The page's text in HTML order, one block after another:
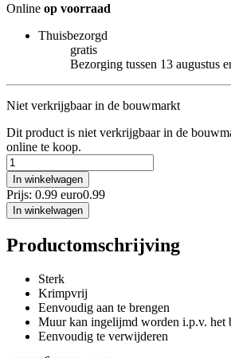
Online op voorraad
Thuisbezorgd
gratis
Bezorging tussen 13 augustus
Niet verkrijgbaar in de bouwmarkt
Dit product is niet verkrijgbaar in de
online te koop.
In winkelwagen
Prijs: 0.99 euro0.99
In winkelwagen
Productomschrijving
Sterk
Krimpvrij
Eenvoudig aan te brengen
Muur kan ingelijmd worden i.p.v. het
Eenvoudig te verwijderen